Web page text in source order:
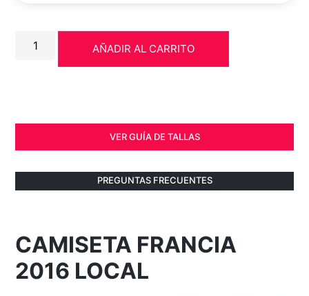
AÑADIR AL CARRITO
VER GUÍA DE TALLAS
PREGUNTAS FRECUENTES
CAMISETA FRANCIA
2016 LOCAL